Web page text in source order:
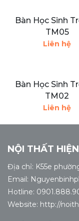
Bàn Học Sinh
TM05
Liên hệ
Bàn Học Sinh
TM02
Liên hệ
NỘI THẤT
Địa chỉ: K55e
Email:
Hotline:
Website: http://